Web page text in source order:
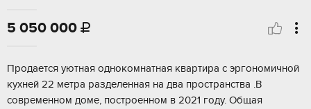
5 050 000 
Продается уютная однокомнатная квартира с эргономичной
кухней 22 метра разделенная на два пространства .В
современном доме, построенном в 2021 году. Общая